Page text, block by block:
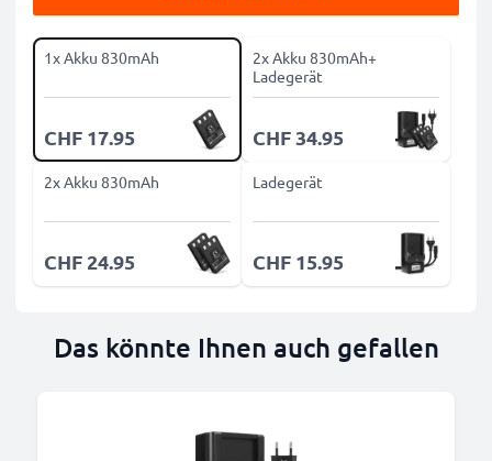
1x Akku 830mAh
CHF 17.95
2x Akku 830mAh+
Ladegerät
CHF 34.95
2x Akku 830mAh
CHF 24.95
Ladegerät
CHF 15.95
Das könnte Ihnen auch gefallen